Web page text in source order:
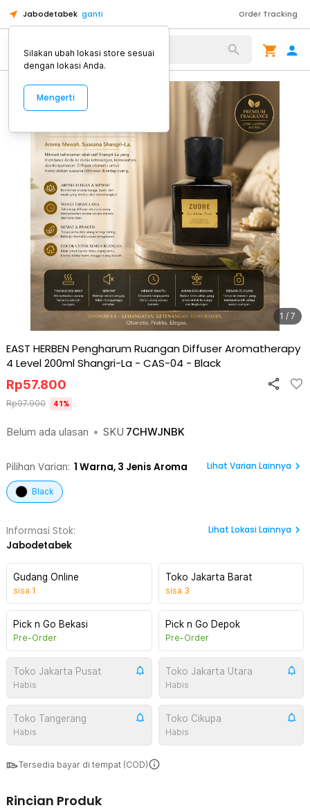
Jabodetabek ganti Order Tracking
Alat Kopi
1 / 7
EAST HERBEN Pengharum Ruangan Diffuser Aromatherapy
4 Level 200ml Shangri-La - CAS-04 - Black
Belum ada ulasan • SKU 7CHWJNBK
Rp57.800
Rp97.900 41%
Pilihan Varian: 1 Warna, 3 Jenis Aroma Lihat Varian Lainnya
Black
Informasi Stok:
Jabodetabek
Lihat Lokasi Lainnya
Gudang Online
sisa 1
Toko Jakarta Barat
sisa 3
Pick n Go Bekasi
Pre-Order
Pick n Go Depok
Pre-Order
Toko Jakarta Pusat
Habis
Toko Jakarta Utara
Habis
Toko Tangerang
Habis
Toko Cikupa
Habis
Tersedia bayar di tempat (COD)
Rincian Produk
Silakan ubah lokasi store sesuai
dengan lokasi Anda.
Mengerti